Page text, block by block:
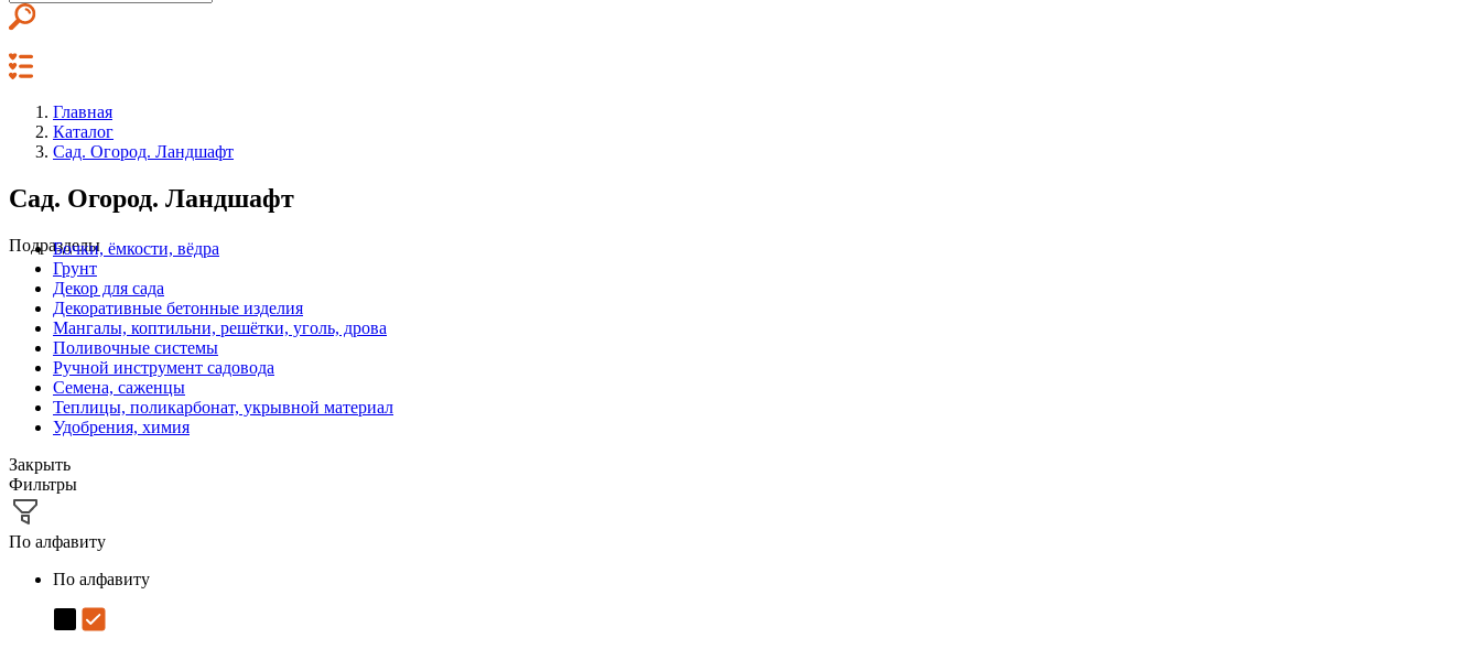
Главная
Каталог
Сад. Огород. Ландшафт
Сад. Огород. Ландшафт
ПодразделыБочки, ёмкости, вёдра
Грунт
Декор для сада
Декоративные бетонные изделия
Мангалы, коптильни, решётки, уголь, дрова
Поливочные системы
Ручной инструмент садовода
Семена, саженцы
Теплицы, поликарбонат, укрывной материал
Удобрения, химия
Закрыть
Фильтры
По алфавиту
По алфавиту